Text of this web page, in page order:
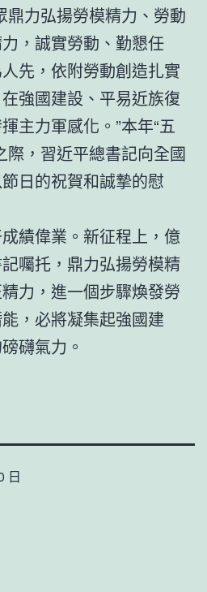
鼎力弘揚勞模精力、勞動
，誠實勞動、勤懇任
先，依附勞動創造扎實
強國建設、平易近族復
主力軍感化。”本年“五
際，習近平總書記向全國
日的祝賀和誠摯的慰
績偉業。新征程上，億
囑托，鼎力弘揚勞模精
力，進一個步驟煥發勞
，必將凝集起強國建
礴氣力。
日